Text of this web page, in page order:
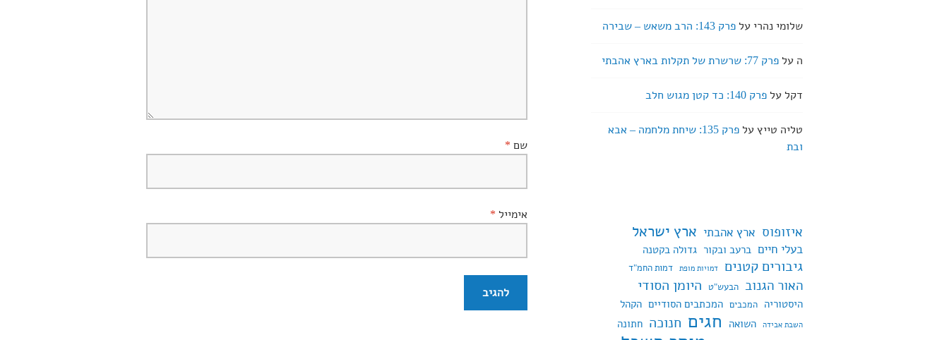
שם *
אימייל *
שלומי נהרי על פרק 143: הרב משאש – שבירה
ה על פרק 77: שרשרת של תקלות בארץ אהבתי
דקל על פרק 140: כד קטן מגוש חלב
טליה טייץעל
פרק 135: שיחת מלחמה – אבא
ובת
איזופוס ארץ אהבתי ארץ ישראל
בעלי חיים ברעב ובקור גדולה בקטנה
גיבורים קטנים דמויות מופת דמות החמ"ד
האור הגנוב הבעש"ט היומן הסודי
היסטוריה המכבים המכתבים הסודיים הקהל
השבת אבידה השואה חגים חנוכה חתונה